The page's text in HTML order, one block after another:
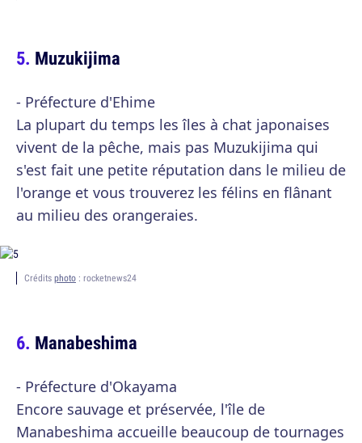
Muzukijima
- Préfecture d'Ehime
La plupart du temps les îles à chat japonaises
vivent de la pêche, mais pas Muzukijima qui
s'est fait une petite réputation dans le milieu de
l'orange et vous trouverez les félins en flânant
au milieu des orangeraies.
Crédits photo : rocketnews24
Manabeshima
- Préfecture d'Okayama
Encore sauvage et préservée, l'île de
Manabeshima accueille beaucoup de tournages